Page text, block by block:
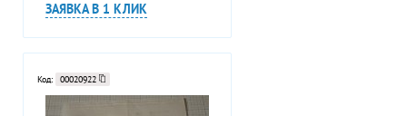
ЗАЯВКА В 1 КЛИК
Код: 00020922